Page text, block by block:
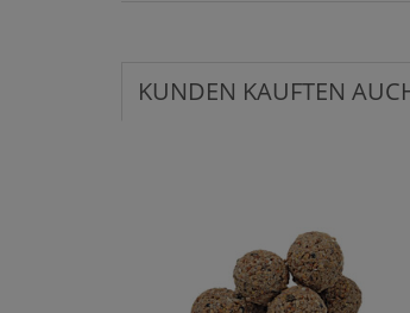
KUNDEN KAUFTEN